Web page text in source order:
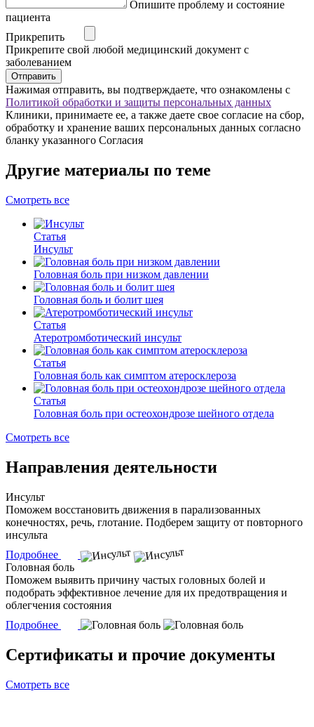
Опишите проблему и состояние
пациента
Прикрепить
Прикрепите свой любой медицинский документ с
заболеванием
Отправить
Нажимая отправить, вы подтверждаете, что ознакомлены с
Политикой обработки и защиты персональных данных
Клиники, принимаете ее, а также даете свое согласие на сбор,
обработку и хранение ваших персональных данных согласно
бланку указанного Согласия
Другие материалы по теме
Смотреть все
Статья
Инсульт
Головная боль при низком давлении
Головная боль и болит шея
Статья
Атеротромботический инсульт
Статья
Головная боль как симптом атеросклероза
Статья
Головная боль при остеохондрозе шейного отдела
Смотреть все
Направления деятельности
Инсульт
Поможем восстановить движения в парализованных
конечностях, речь, глотание. Подберем защиту от повторного
инсульта
Подробнее
Головная боль
Поможем выявить причину частых головных болей и
подобрать эффективное лечение для их предотвращения и
облегчения состояния
Подробнее
Сертификаты и прочие документы
Смотреть все